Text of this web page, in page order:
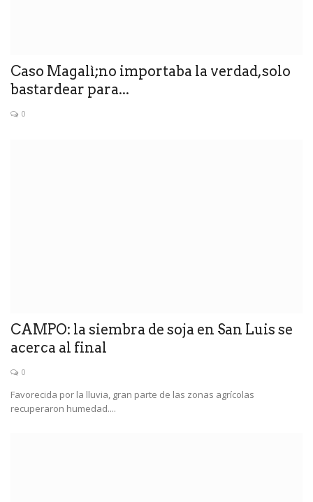
Caso Magalì;no importaba la verdad,solo
bastardear para...
0
CAMPO: la siembra de soja en San Luis se
acerca al final
0
Favorecida por la lluvia, gran parte de las zonas agrícolas
recuperaron humedad....